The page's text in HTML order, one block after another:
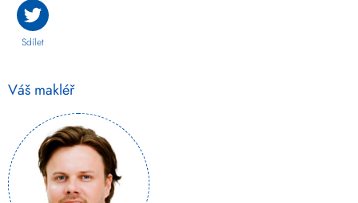
Sdílet
Váš makléř